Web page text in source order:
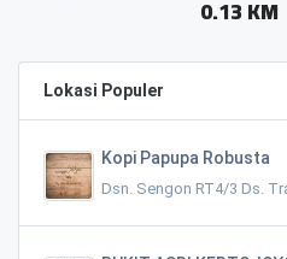
Lokasi Populer
Kopi Papupa Robusta
Dsn. Sengon RT4/3 Ds.